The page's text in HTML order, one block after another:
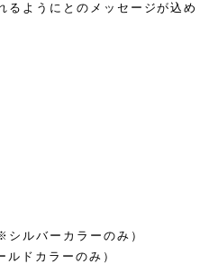
るようにとのメッセージが込め
ルバーカラーのみ）
ドカラーのみ）